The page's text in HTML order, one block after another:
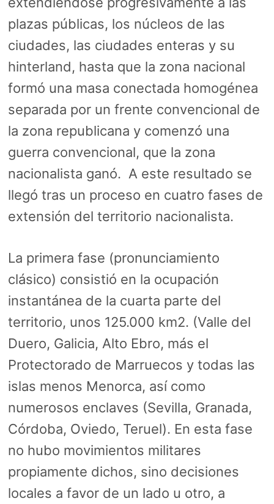
plazas públicas, los núcleos de las
ciudades, las ciudades enteras y su
hinterland, hasta que la zona nacional
formó una masa conectada homogénea
separada por un frente convencional de
la zona republicana y comenzó una
guerra convencional, que la zona
nacionalista ganó. A este resultado se
llegó tras un proceso en cuatro fases de
extensión del territorio nacionalista.
La primera fase (pronunciamiento
clásico) consistió en la ocupación
instantánea de la cuarta parte del
territorio, unos 125.000 km2. (Valle del
Duero, Galicia, Alto Ebro, más el
Protectorado de Marruecos y todas las
islas menos Menorca, así como
numerosos enclaves (Sevilla, Granada,
Córdoba, Oviedo, Teruel). En esta fase
no hubo movimientos militares
propiamente dichos, sino decisiones
locales a favor de un lado u otro, a